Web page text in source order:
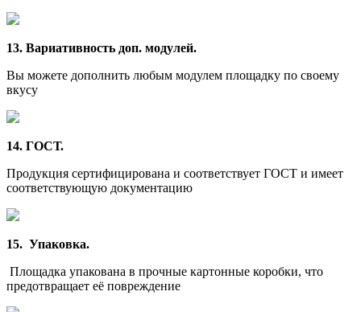
13. Вариативность доп. модулей.
Вы можете дополнить любым модулем площадку по своему
вкусу
14. ГОСТ.
Продукция сертифицирована и соответствует ГОСТ и имеет
соответствующую документацию
15. Упаковка.
Площадка упакована в прочные картонные коробки, что
предотвращает её повреждение